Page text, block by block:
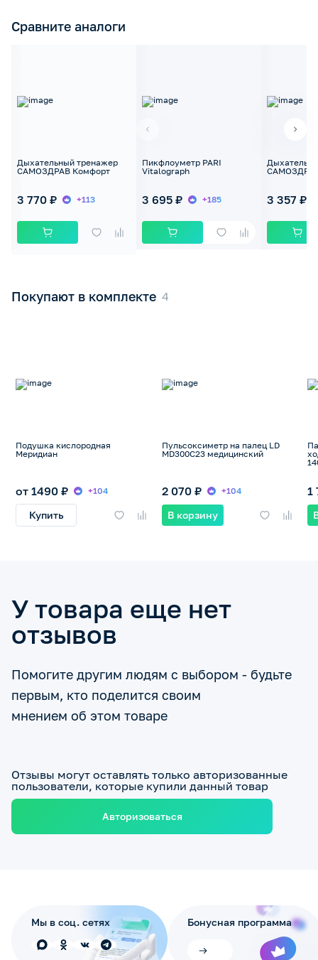
Сравните аналоги
Дыхательный тренажер
САМОЗДРАВ Комфорт
3 770 ₽ +113
Пикфлоуметр PARI
Vitalograph
3 695 ₽ +185 3 357 ₽
Покупают в комплекте
Подушка кислородная
Меридиан
от 1490 ₽ +104
Купить
Пульсоксиметр на палец LD
MD300C23 медицинский
2 070 ₽ +104
В корзину
1
У товара еще нет
отзывов
Помогите другим людям с выбором - будьте
первым, кто поделится своим
мнением об этом товаре
Отзывы могут оставлять только авторизованные
пользователи, которые купили данный товар
Авторизоваться
Мы в соц. сетях Бонусная программа